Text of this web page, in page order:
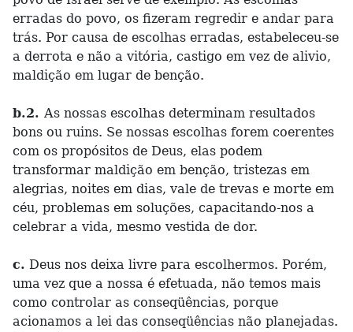
erradas do povo, os fizeram regredir e andar para
trás. Por causa de escolhas erradas, estabeleceu-se
a derrota e não a vitória, castigo em vez de alivio,
maldição em lugar de benção.
b.2. As nossas escolhas determinam resultados
bons ou ruins. Se nossas escolhas forem coerentes
com os propósitos de Deus, elas podem
transformar maldição em benção, tristezas em
alegrias, noites em dias, vale de trevas e morte em
céu, problemas em soluções, capacitando-nos a
celebrar a vida, mesmo vestida de dor.
c. Deus nos deixa livre para escolhermos. Porém,
uma vez que a nossa é efetuada, não temos mais
como controlar as conseqüências, porque
acionamos a lei das conseqüências não planejadas.